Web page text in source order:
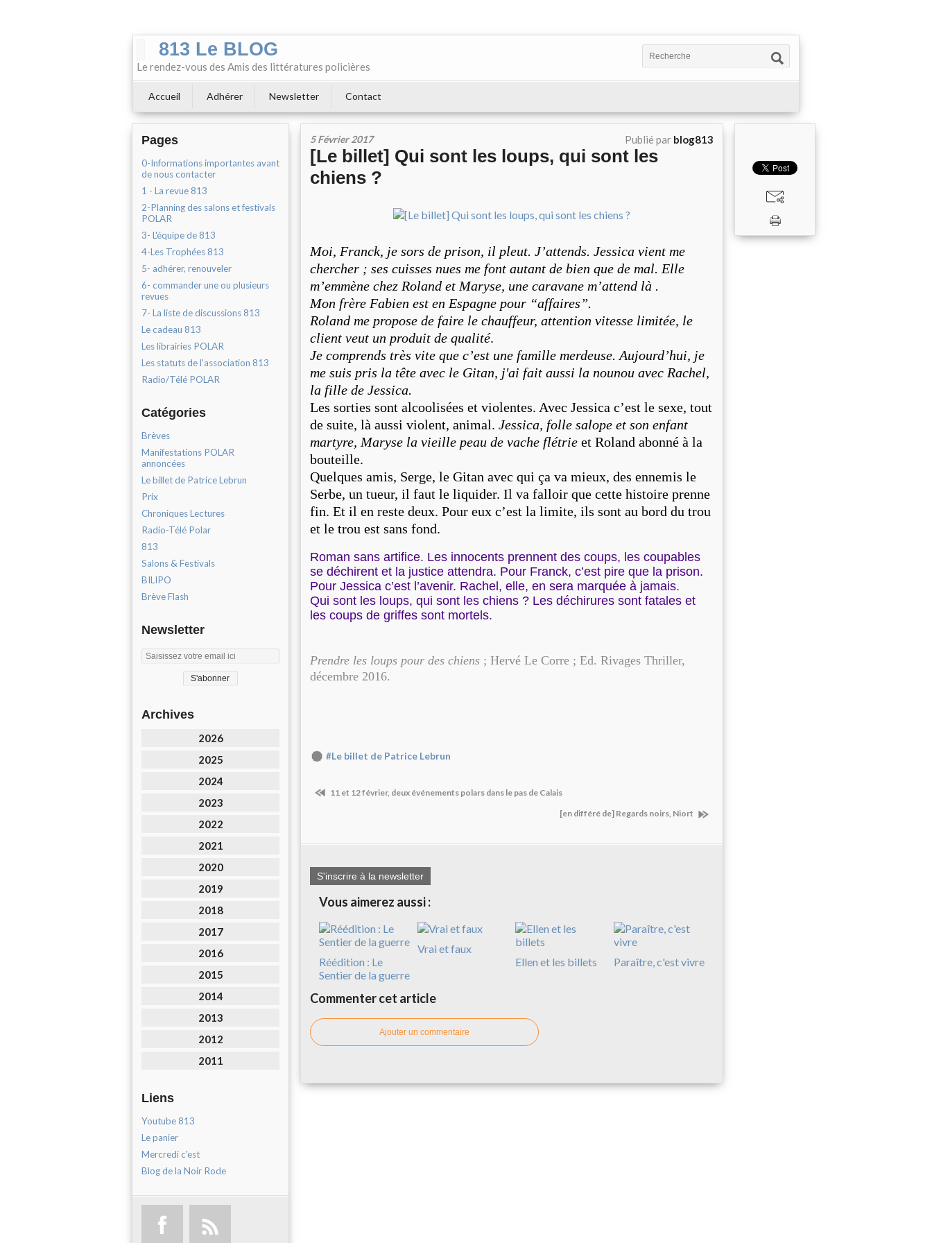
813 Le BLOG
Le rendez-vous des Amis des littératures policières
Accueil Adhérer Newsletter Contact
Pages
0-Informations importantes avant
de nous contacter
1 - La revue 813
2-Planning des salons et festivals
POLAR
3- L'équipe de 813
4-Les Trophées 813
5- adhérer, renouveler
6- commander une ou plusieurs
revues
7- La liste de discussions 813
Le cadeau 813
Les librairies POLAR
Les statuts de l'association 813
Radio/Télé POLAR
Catégories
Brèves
Manifestations POLAR
annoncées
Le billet de Patrice Lebrun
Prix
Chroniques Lectures
Radio-Télé Polar
813
Salons & Festivals
BILIPO
Brève Flash
Newsletter
Archives
2026
2025
2024
2023
2022
2021
2020
2019
2018
2017
2016
2015
2014
2013
2012
2011
Liens
Youtube 813
Le panier
Mercredi c'est
Blog de la Noir Rode
5 Février 2017 Publié par blog813
[Le billet] Qui sont les loups, qui sont les
chiens ?
Moi, Franck, je sors de prison, il pleut. J’attends. Jessica vient me
chercher ; ses cuisses nues me font autant de bien que de mal. Elle
m’emmène chez Roland et Maryse, une caravane m’attend là .
Mon frère Fabien est en Espagne pour “affaires”.
Roland me propose de faire le chauffeur, attention vitesse limitée, le
client veut un produit de qualité.
Je comprends très vite que c’est une famille merdeuse. Aujourd’hui, je
me suis pris la tête avec le Gitan, j'ai fait aussi la nounou avec Rachel,
la fille de Jessica.
Les sorties sont alcoolisées et violentes. Avec Jessica c’est le sexe, tout
de suite, là aussi violent, animal. Jessica, folle salope et son enfant
martyre, Maryse la vieille peau de vache flétrie et Roland abonné à la
bouteille.
Quelques amis, Serge, le Gitan avec qui ça va mieux, des ennemis le
Serbe, un tueur, il faut le liquider. Il va falloir que cette histoire prenne
fin. Et il en reste deux. Pour eux c’est la limite, ils sont au bord du trou
et le trou est sans fond.
Roman sans artifice. Les innocents prennent des coups, les coupables
se déchirent et la justice attendra. Pour Franck, c’est pire que la prison.
Pour Jessica c’est l’avenir. Rachel, elle, en sera marquée à jamais.
Qui sont les loups, qui sont les chiens ? Les déchirures sont fatales et
les coups de griffes sont mortels.
Prendre les loups pour des chiens ; Hervé Le Corre ; Ed. Rivages Thriller,
décembre 2016.
#Le billet de Patrice Lebrun
11 et 12 février, deux événements polars dans le pas de Calais
[en différé de] Regards noirs, Niort
S'inscrire à la newsletter
Vous aimerez aussi :
Réédition : Le
Sentier de la guerre
Vrai et faux
Ellen et les billets
Paraître, c'est vivre
Commenter cet article
Ajouter un commentaire